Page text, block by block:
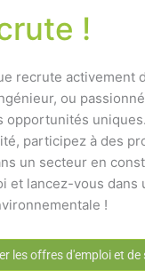
!
recrute activement
ou
opportunités
participez à des
un secteur en
et lancez-vous
!
les offres d'emploi et de